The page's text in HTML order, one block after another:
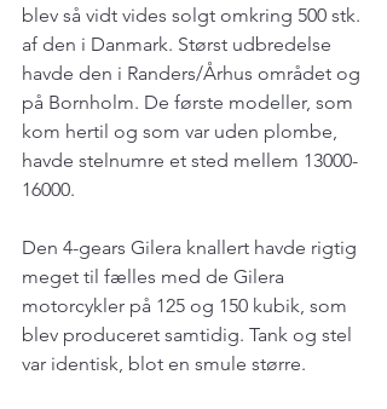
blev så vidt vides solgt omkring 500 stk.
af den i Danmark. Størst udbredelse
havde den i Randers/Århus området og
på Bornholm. De første modeller, som
kom hertil og som var uden plombe,
havde stelnumre et sted mellem 13000-
16000.
Den 4-gears Gilera knallert havde rigtig
meget til fælles med de Gilera
motorcykler på 125 og 150 kubik, som
blev produceret samtidig. Tank og stel
var identisk, blot en smule større.